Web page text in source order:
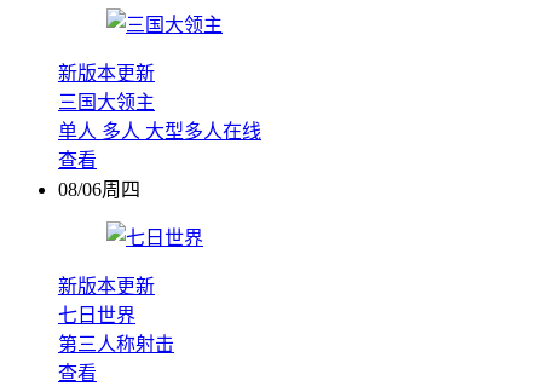
新版本更新
三国大领主
单人 多人 大型多人在线
查看
08/06周四
新版本更新
七日世界
第三人称射击
查看